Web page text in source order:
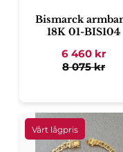
Bismarck
18K 01-BIS104
6 460 kr
8 075kr